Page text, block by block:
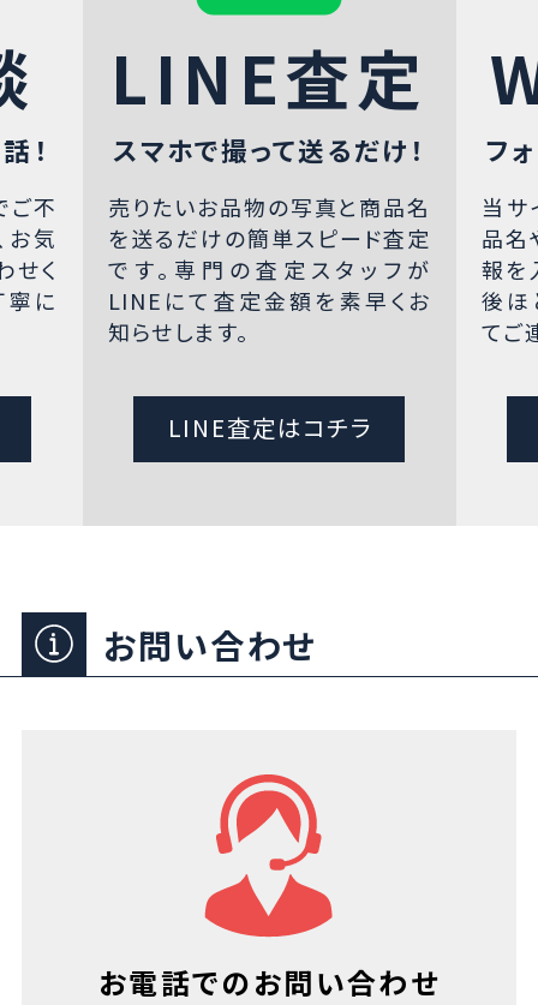
！
ご不
お気
せく
寧に
LINE査定
スマホで撮って送るだけ！
売りたいお品物の写真と商品名
を送るだけの簡単スピード査定
です。専門の査定スタッフが
LINEにて査定金額を素早くお
知らせします。
LINE査定はコチラ
フ
当サ
品名
報を
後ほ
てご
お問い合わせ
お電話でのお問い合わせ